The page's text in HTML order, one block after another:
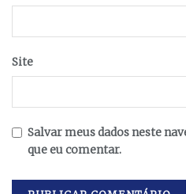
Site
Salvar meus dados neste
que eu comentar.